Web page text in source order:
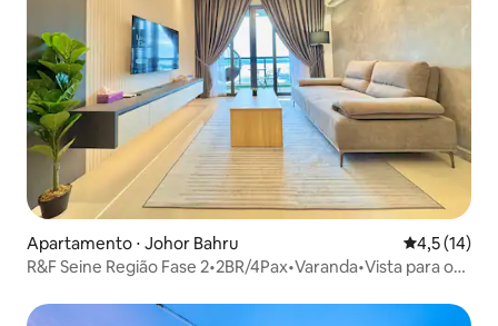
Apartamento ⋅ Johor Bahru 4,5 de uma
4,5 (14)
R&F Seine Região Fase 2•2BR/4Pax•Varanda•Vista para o